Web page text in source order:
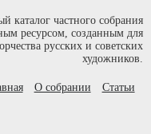
каталог частного собрания
ресурсом, созданным для
русских и советских
художников.
О собрании Статьи